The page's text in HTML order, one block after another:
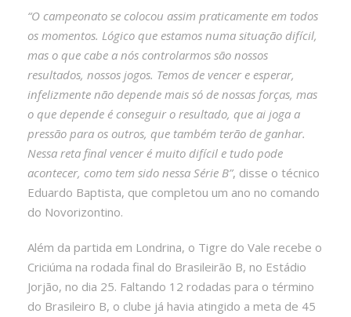
“O campeonato se colocou assim praticamente em todos
os momentos. Lógico que estamos numa situação difícil,
mas o que cabe a nós controlarmos são nossos
resultados, nossos jogos. Temos de vencer e esperar,
infelizmente não depende mais só de nossas forças, mas
o que depende é conseguir o resultado, que ai joga a
pressão para os outros, que também terão de ganhar.
Nessa reta final vencer é muito difícil e tudo pode
acontecer, como tem sido nessa Série B”, disse o técnico
Eduardo Baptista, que completou um ano no comando
do Novorizontino.
Além da partida em Londrina, o Tigre do Vale recebe o
Criciúma na rodada final do Brasileirão B, no Estádio
Jorjão, no dia 25. Faltando 12 rodadas para o término
do Brasileiro B, o clube já havia atingido a meta de 45